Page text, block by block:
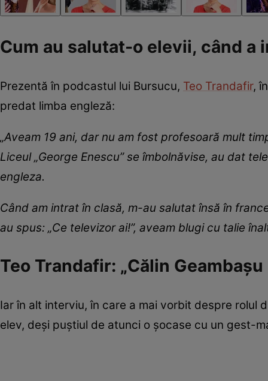
Cum au salutat-o elevii, când a
Prezentă în podcastul lui Bursucu, Teo Trandafir,
predat limba engleză:
„Aveam 19 ani, dar nu am fost profesoară mult
Liceul „George Enescu” se îmbolnăvise, au dat
engleza.
Când am intrat în clasă, m-au salutat însă în
au spus: „Ce televizor ai!”, aveam blugi cu talie
Teo Trandafir: „Călin
Iar în alt interviu, în care a mai vorbit despre rolul
elev, deși puștiul de atunci o șocase cu un gest-